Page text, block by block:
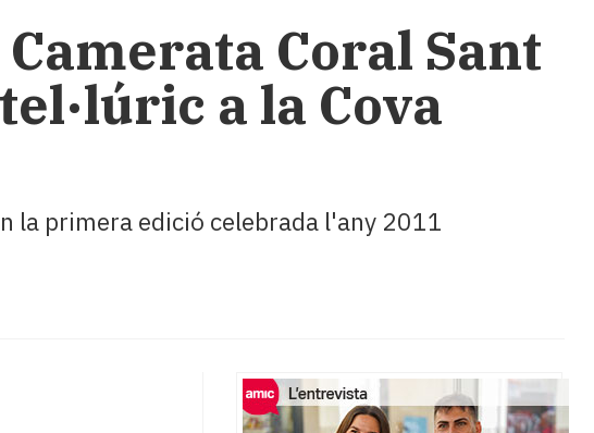
Coral Sant
a la Cova
la primera edició celebrada l'any 2011